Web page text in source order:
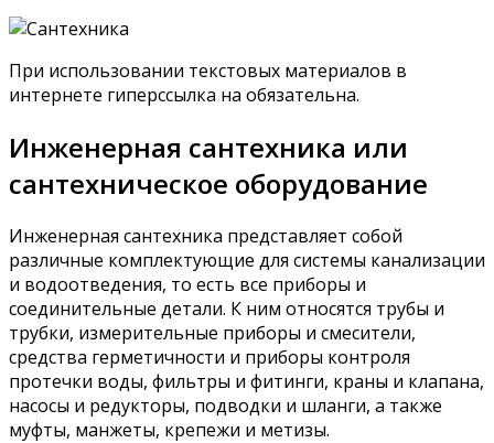
При использовании текстовых материалов в
интернете гиперссылка на обязательна.
Инженерная сантехника или
сантехническое оборудование
Инженерная сантехника представляет собой
различные комплектующие для системы канализации
и водоотведения, то есть все приборы и
соединительные детали. К ним относятся трубы и
трубки, измерительные приборы и смесители,
средства герметичности и приборы контроля
протечки воды, фильтры и фитинги, краны и клапана,
насосы и редукторы, подводки и шланги, а также
муфты, манжеты, крепежи и метизы.